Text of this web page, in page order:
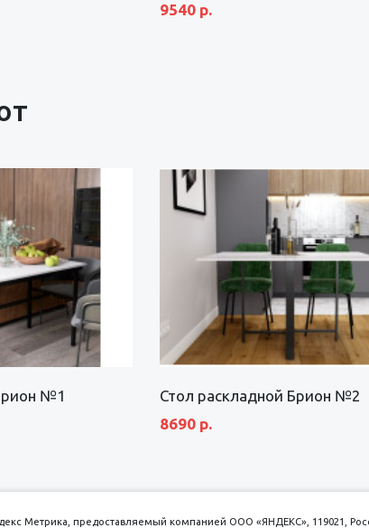
9540 р.
№1
Стол раскладной Брион №2
8690 р.
Метрика, предоставляемый компанией ООО «ЯНДЕКС», 119021,